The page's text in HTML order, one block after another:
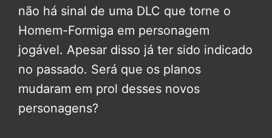
não há sinal de uma DLC que torne o
Homem-Formiga em personagem
jogável. Apesar disso já ter sido indicado
no passado. Será que os planos
mudaram em prol desses novos
personagens?